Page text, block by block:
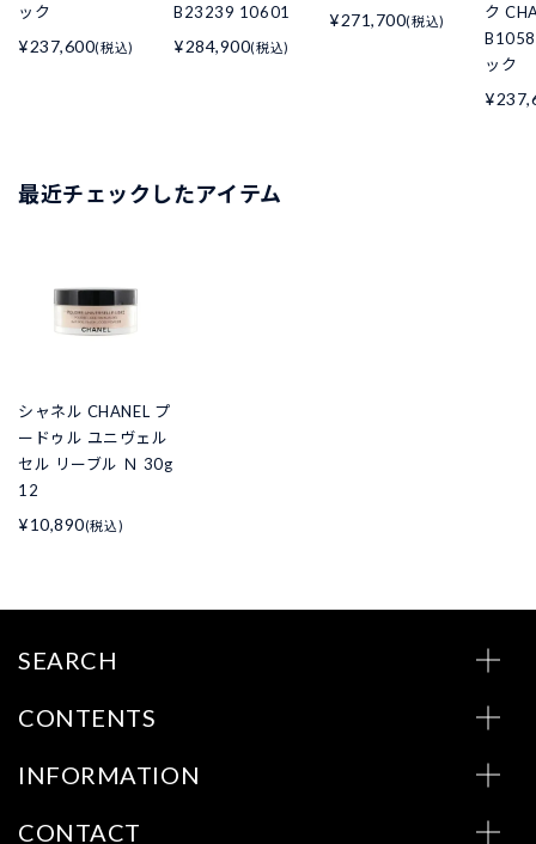
ック
¥237,600(税込)
B23239 10601
¥284,900(税込)
¥271,700(税込)
ク
ック
最近チェックしたアイテム
シャネル CHANEL プ
ードゥル ユニヴェル
セル リーブル Ｎ 30g
12
¥10,890(税込)
SEARCH
CONTENTS
INFORMATION
CONTACT